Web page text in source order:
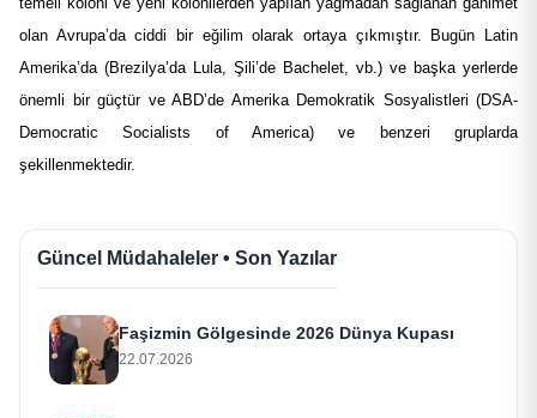
olan Avrupa’da ciddi bir eğilim olarak ortaya çıkmıştır. Bugün Latin
Amerika’da (Brezilya’da Lula, Şili’de Bachelet, vb.) ve başka yerlerde
önemli bir güçtür ve ABD’de Amerika Demokratik Sosyalistleri (DSA-
Democratic Socialists of America) ve benzeri gruplarda
şekillenmektedir.
Güncel Müdahaleler • Son Yazılar
Faşizmin Gölgesinde 2026 Dünya Kupası
22.07.2026